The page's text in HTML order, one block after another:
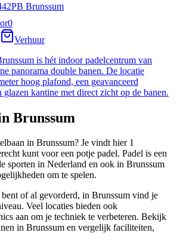
Brunssum
0
Verhuur
is hét indoor padelcentrum van
panorama double banen. De locatie
hoog plafond, een geavanceerd
glazen kantine met direct zicht op de banen.
Brunssum
in Brunssum? Je vindt hier 1
kunt voor een potje padel. Padel is een
sporten in Nederland en ook in Brunssum
om te spelen.
of al gevorderd, in Brunssum vind je
Veel locaties bieden ook
aan om je techniek te verbeteren. Bekijk
in Brunssum en vergelijk faciliteiten,